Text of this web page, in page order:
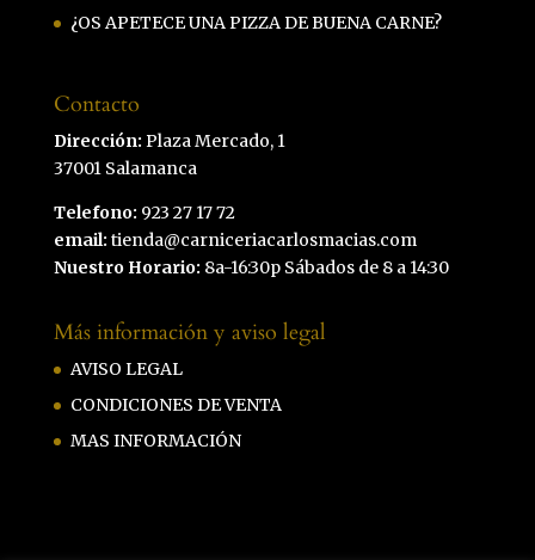
¿OS APETECE UNA PIZZA DE BUENA CARNE?
Contacto
Dirección: Plaza Mercado, 1
37001 Salamanca
Telefono: 923 27 17 72
email: tienda@carniceriacarlosmacias.com
Nuestro Horario: 8a-16:30p Sábados de 8 a 14:30
Más información y aviso legal
AVISO LEGAL
CONDICIONES DE VENTA
MAS INFORMACIÓN